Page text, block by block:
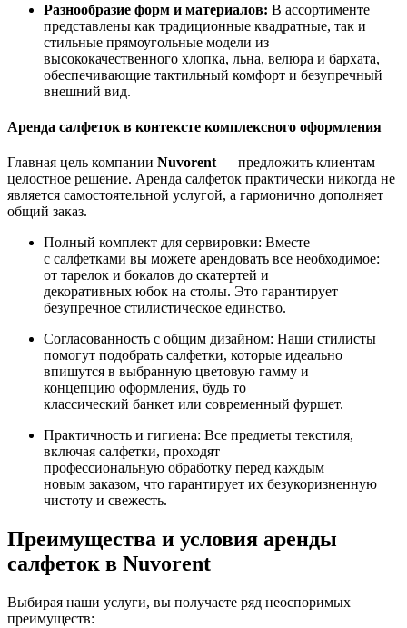
Разнообразие форм и материалов: В ассортименте
представлены как традиционные квадратные, так и
стильные прямоугольные модели из
высококачественного хлопка, льна, велюра и бархата,
обеспечивающие тактильный комфорт и безупречный
внешний вид.
Аренда салфеток в контексте комплексного оформления
Главная цель компании Nuvorent — предложить клиентам
целостное решение. Аренда салфеток практически никогда не
является самостоятельной услугой, а гармонично дополняет
общий заказ.
Полный комплект для сервировки: Вместе
с салфетками вы можете арендовать все необходимое:
от тарелок и бокалов до скатертей и
декоративных юбок на столы. Это гарантирует
безупречное стилистическое единство.
Согласованность с общим дизайном: Наши стилисты
помогут подобрать салфетки, которые идеально
впишутся в выбранную цветовую гамму и
концепцию оформления, будь то
классический банкет или современный фуршет.
Практичность и гигиена: Все предметы текстиля,
включая салфетки, проходят
профессиональную обработку перед каждым
новым заказом, что гарантирует их безукоризненную
чистоту и свежесть.
Преимущества и условия аренды
салфеток в Nuvorent
Выбирая наши услуги, вы получаете ряд неоспоримых
преимуществ: